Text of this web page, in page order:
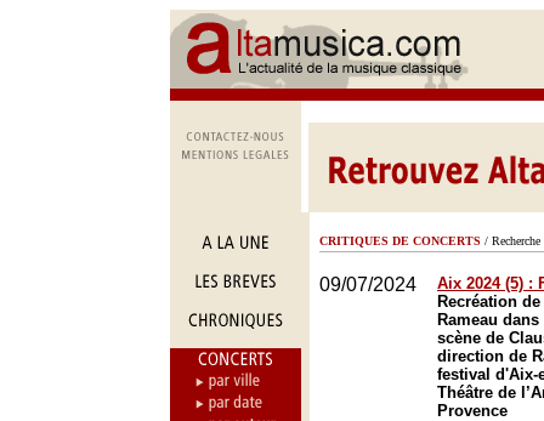
CRITIQUES DE CONCERTS / Recherche
09/07/2024
Aix 2024 (5) :
Recréation
Rameau
scène de
direction de
festival d'Aix-
Théâtre de
Provence